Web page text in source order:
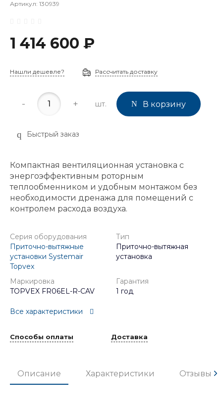
Артикул: 130939
1 414 600 ₽
Нашли дешевле? Рассчитать доставку
- + шт. В корзину
Быстрый заказ
Компактная вентиляционная установка с
энергоэффективным роторным
теплообменником и удобным монтажом без
необходимости дренажа для помещений с
контролем расхода воздуха.
Серия оборудования
Приточно-вытяжные
установки Systemair
Topvex
Тип
Приточно-вытяжная
установка
Маркировка
TOPVEX FR06EL-R-CAV
Гарантия
1 год
Все характеристики
Способы оплаты Доставка
Описание Характеристики Отзывы